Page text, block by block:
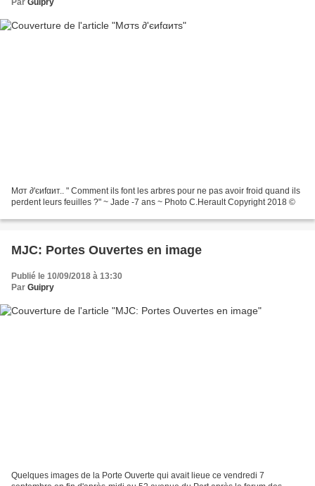
Par Guipry
Mσт ∂'єиfαит.. " Comment ils font les arbres pour ne pas avoir froid quand ils
perdent leurs feuilles ?" ~ Jade -7 ans ~ Photo C.Herault Copyright 2018 ©
MJC: Portes Ouvertes en image
Publié le 10/09/2018 à 13:30
Par Guipry
Quelques images de la Porte Ouverte qui avait lieue ce vendredi 7